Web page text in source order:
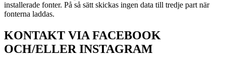
installerade fonter. På så sätt skickas ingen data till tredje part när
fonterna laddas.
KONTAKT VIA FACEBOOK
OCH/ELLER INSTAGRAM